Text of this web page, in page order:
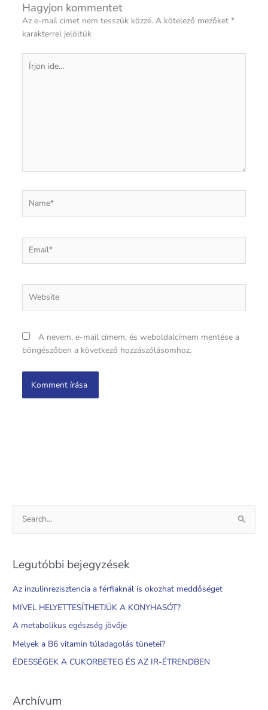
Hagyjon kommentet
Az e-mail címet nem tesszük közzé. A kötelező mezőket *
karakterrel jelöltük
Írjon
ide...
A nevem, e-mail címem, és weboldalcímem mentése a
böngészőben a következő hozzászólásomhoz.
e
r
c
r
:
Legutóbbi bejegyzések
Az inzulinrezisztencia a férfiaknál is okozhat meddőséget
MIVEL HELYETTESÍTHETJÜK A KONYHASÓT?
A metabolikus egészség jövője
Melyek a B6 vitamin túladagolás tünetei?
ÉDESSÉGEK A CUKORBETEG ÉS AZ IR-ÉTRENDBEN
Archívum